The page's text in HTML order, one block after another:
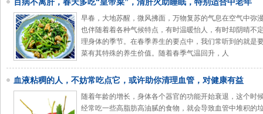
早春，大地苏醒，微风拂面，万物复苏的气息在空气中弥
也伴随着着各种气候特点，有时温暖怡人，有时却阴晴不
理身体的季节。在春季养生的要点中，我们常听到的就是
菜有其特殊的养生价值。随着春季气温回升，人
血液粘稠的人，不妨常吃点它，或许助你清理血管，对健康有益
随着年龄的增长，身体各个器官的功能开始衰退，这个时
经常吃一些高脂肪高油腻的食物，就会导致血管中堆积的